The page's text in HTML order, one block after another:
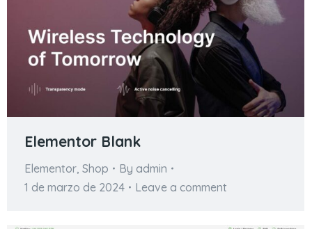
Elementor Blank
Elementor Shop By admin
1 de marzo de 2024
Leave a comment